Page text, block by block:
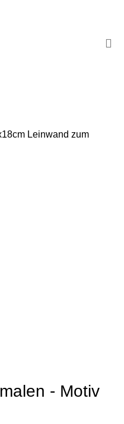
Leinwand zum
- Motiv